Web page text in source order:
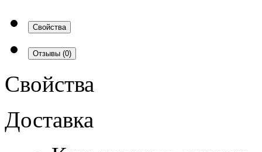
Свойства
Отзывы (0)
Свойства
Доставка